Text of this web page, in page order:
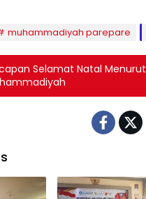
muhammadiyah parepare
Selamat Natal Menurut